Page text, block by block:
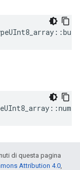
di questa pagina
Attribution 4.0,